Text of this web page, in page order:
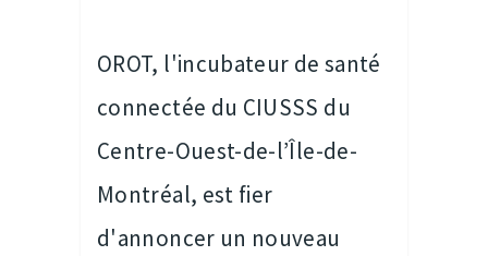
OROT, l'incubateur de santé
connectée du CIUSSS du
Centre-Ouest-de-l’Île-de-
Montréal, est fier
d'annoncer un nouveau